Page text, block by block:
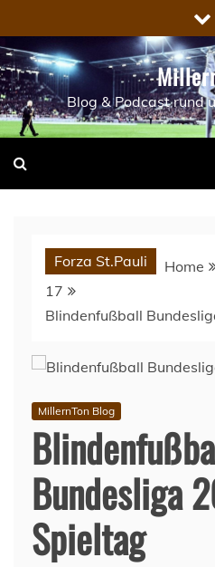
to
content
Blog & Podcast rund
Forza St.Pauli Home
17
Blindenfußball
MillernTon Blog
Bundesliga
Spieltag